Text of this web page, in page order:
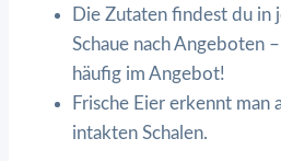
Die Zutaten findest du in
Schaue nach Angeboten
häufig im Angebot!
Frische Eier erkennt man
intakten Schalen.